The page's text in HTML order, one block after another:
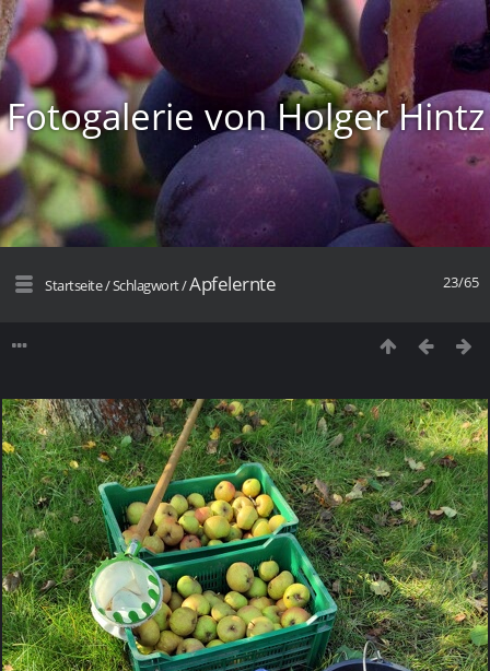
Fotogalerie von Holger Hintz
23/65
Startseite/Schlagwort/Apfelernte